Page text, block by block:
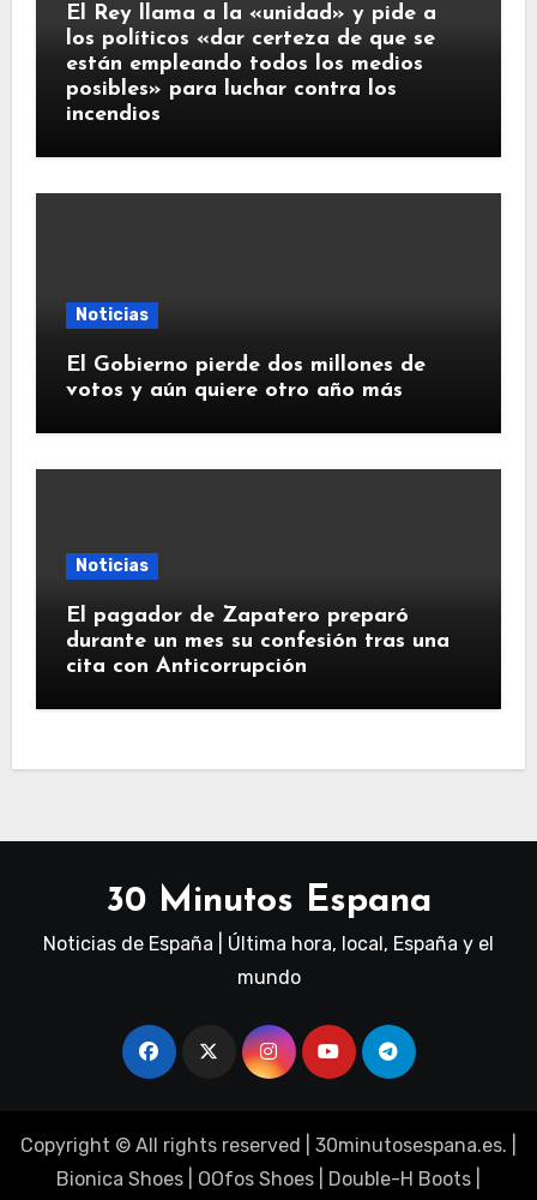
El Rey llama a la «unidad» y pide a
los políticos «dar certeza de que se
están empleando todos los medios
posibles» para luchar contra los
incendios
Noticias
El Gobierno pierde dos millones de
votos y aún quiere otro año más
Noticias
El pagador de Zapatero preparó
durante un mes su confesión tras una
cita con Anticorrupción
30 Minutos Espana
Noticias de España | Última hora, local, España y el
mundo
Copyright © All rights reserved 30minutosespana.es. |
Bionica Shoes
OOfos Shoes Double-H Boots